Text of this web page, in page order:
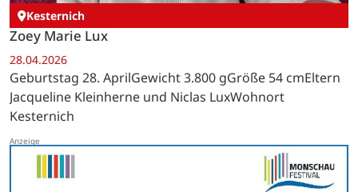
Kesternich
Zoey Marie Lux
28.04.2026
Geburtstag 28. AprilGewicht 3.800 gGröße 54 cmEltern
Jacqueline Kleinherne und Niclas LuxWohnort
Kesternich